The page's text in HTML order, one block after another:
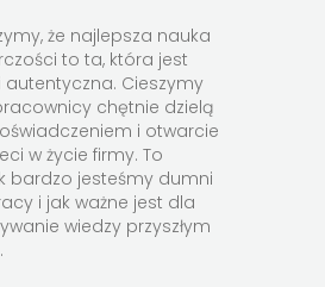
że najlepsza nauka
to ta, która jest
autentyczna. Cieszymy
chętnie dzielą
i otwarcie
w życie firmy. To
bardzo jesteśmy dumni
i jak ważne jest dla
wiedzy przyszłym